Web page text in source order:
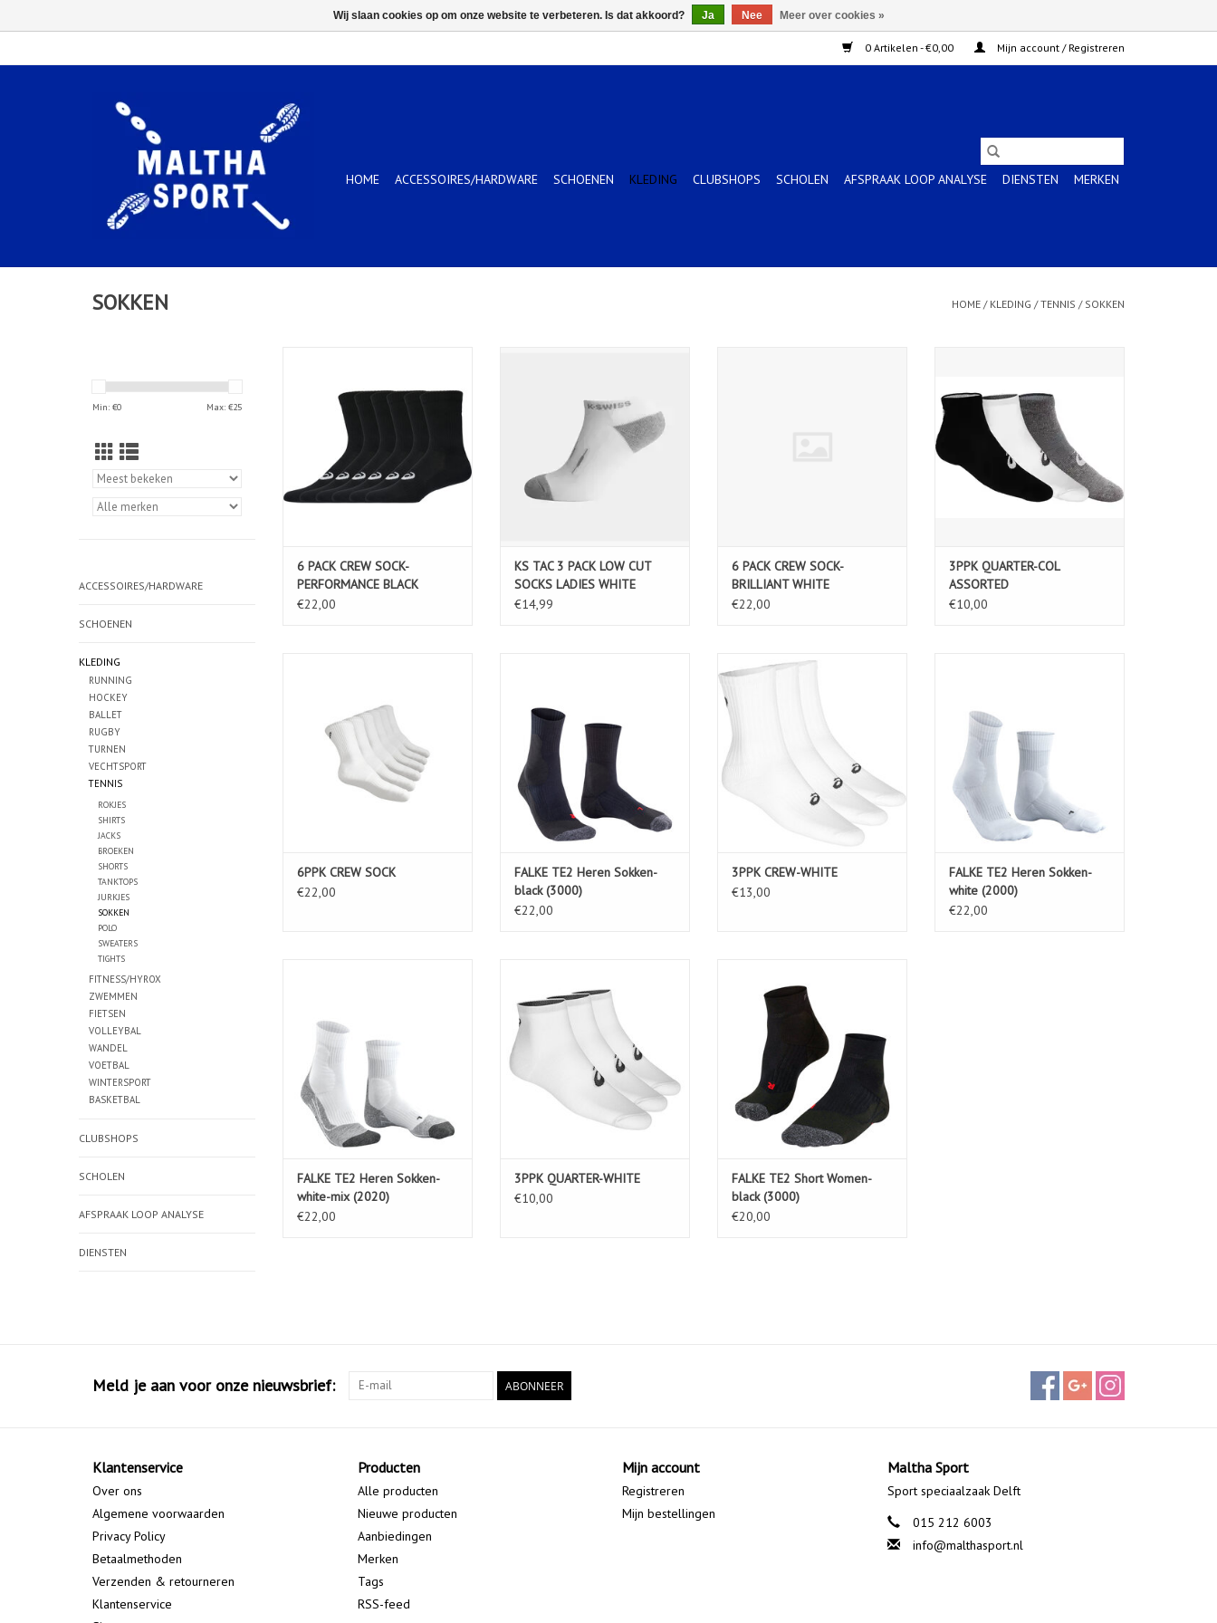
0 Artikelen - €0,00 Mijn account / Registreren
HOME ACCESSOIRES/HARDWARE SCHOENEN KLEDING CLUBSHOPS SCHOLEN AFSPRAAK LOOP ANALYSE DIENSTEN MERKEN
SOKKEN HOME / KLEDING /TENNIS / SOKKEN
Min: €0 Max: €25
ACCESSOIRES/HARDWARE
SCHOENEN
KLEDING
RUNNING
HOCKEY
BALLET
RUGBY
TURNEN
VECHTSPORT
TENNIS
ROKJES
SHIRTS
JACKS
BROEKEN
SHORTS
TANKTOPS
JURKJES
SOKKEN
POLO
SWEATERS
TIGHTS
FITNESS/HYROX
ZWEMMEN
FIETSEN
VOLLEYBAL
WANDEL
VOETBAL
WINTERSPORT
BASKETBAL
CLUBSHOPS
SCHOLEN
AFSPRAAK LOOP ANALYSE
DIENSTEN
TOEVOEGEN AAN WINKELWAGEN
6 PACK CREW SOCK-
PERFORMANCE BLACK
€22,00
TOEVOEGEN AAN WINKELWAGEN
KS TAC 3 PACK LOW CUT
SOCKS LADIES WHITE
€14,99
6 PACK CREW SOCK-
BRILLIANT WHITE
€22,00
3PPK QUARTER-COL
ASSORTED
€10,00
6PPK CREW SOCK
€22,00
TOEVOEGEN AAN WINKELWAGEN
FALKE TE2 Heren Sokken-
black (3000)
€22,00
3PPK CREW-WHITE
3PPK CREW-WHITE
€13,00
TOEVOEGEN AAN WINKELWAGEN
FALKE TE2 Heren Sokken-
white (2000)
€22,00
FALKE TE2 Heren Sokken-
white-mix (2020)
€22,00
TOEVOEGEN AAN WINKELWAGEN
3PPK QUARTER-WHITE
€10,00
(3000)
TOEVOEGEN AAN WINKELWAGEN
FALKE TE2 Short Women-
black (3000)
€20,00
Meld je aan voor onze nieuwsbrief: ABONNEER
Klantenservice
Over ons
Algemene voorwaarden
Privacy Policy
Betaalmethoden
Verzenden & retourneren
Klantenservice
Producten
Alle producten
Nieuwe producten
Aanbiedingen
Merken
Tags
RSS-feed
Mijn account
Registreren
Mijn bestellingen
Maltha Sport
Sport speciaalzaak Delft
015 212 6003
info@malthasport.nl
Wij slaan cookies op om onze website te verbeteren. Is dat akkoord? Ja Nee Meer over cookies »